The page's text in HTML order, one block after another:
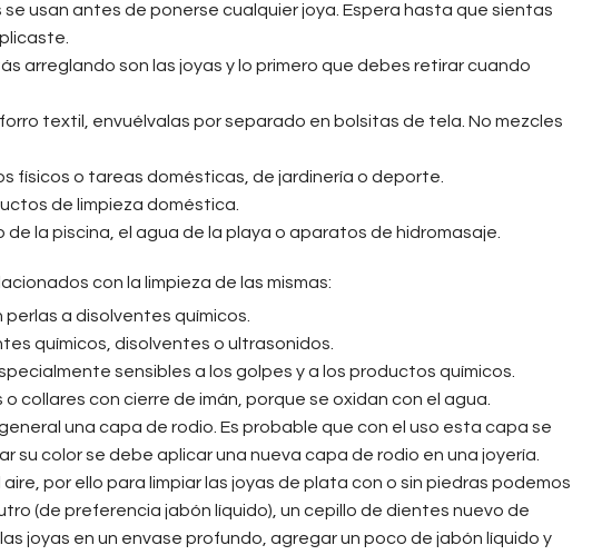
usan antes de ponerse cualquier joya. Espera hasta que sientas
arreglando son las joyas y lo primero que debes retirar cuando
textil, envuélvalas por separado en bolsitas de tela. No mezcles
físicos o tareas domésticas, de jardinería o deporte.
de limpieza doméstica.
la piscina, el agua de la playa o aparatos de hidromasaje.
con la limpieza de las mismas:
a disolventes químicos.
químicos, disolventes o ultrasonidos.
sensibles a los golpes y a los productos químicos.
collares con cierre de imán, porque se oxidan con el agua.
una capa de rodio. Es probable que con el uso esta capa se
su color se debe aplicar una nueva capa de rodio en una joyería.
por ello para limpiar las joyas de plata con o sin piedras podemos
(de preferencia jabón líquido), un cepillo de dientes nuevo de
joyas en un envase profundo, agregar un poco de jabón líquido y